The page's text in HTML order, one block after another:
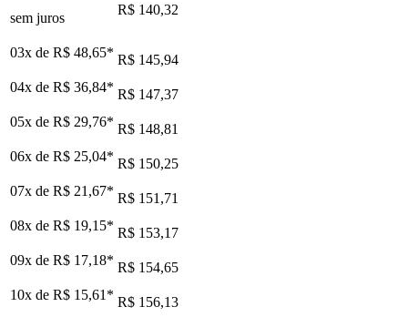
sem juros
R$ 140,32
03x de R$ 48,65* R$ 145,94
04x de R$ 36,84* R$ 147,37
05x de R$ 29,76* R$ 148,81
06x de R$ 25,04* R$ 150,25
07x de R$ 21,67* R$ 151,71
08x de R$ 19,15* R$ 153,17
09x de R$ 17,18* R$ 154,65
10x de R$ 15,61 * R$ 156,13